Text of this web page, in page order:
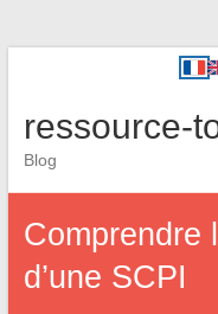
ressource-
Blog
Comprendre
d’une SCPI